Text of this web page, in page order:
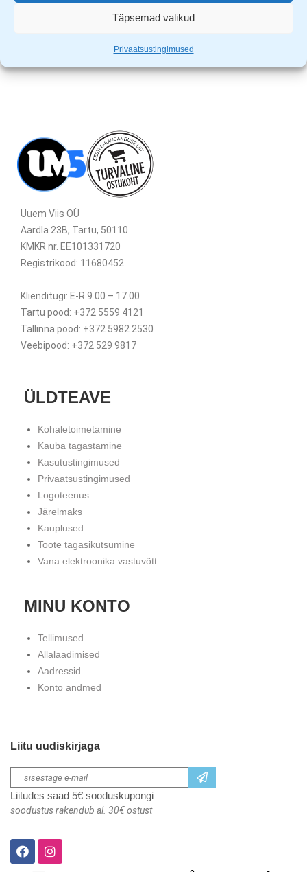
Täpsemad valikud
Privaatsustingimused
Mõõdud: 120 x 37 cm
Uuem Viis OÜ
Aardla 23B, Tartu, 50110
KMKR nr. EE101331720
Registrikood: 11680452
Klienditugi: E-R 9.00 – 17.00
Tartu pood: +372 5559 4121
Tallinna pood: +372 5982 2530
Veebipood: +372 529 9817
ÜLDTEAVE
Kohaletoimetamine
Kauba tagastamine
Kasutustingimused
Privaatsustingimused
Logoteenus
Järelmaks
Kauplused
Toote tagasikutsumine
Vana elektroonika vastuvõtt
MINU KONTO
Tellimused
Allalaadimised
Aadressid
Konto andmed
Liitu uudiskirjaga
Liitudes saad 5€ sooduskupongi
soodustus rakendub al. 30€ ostust